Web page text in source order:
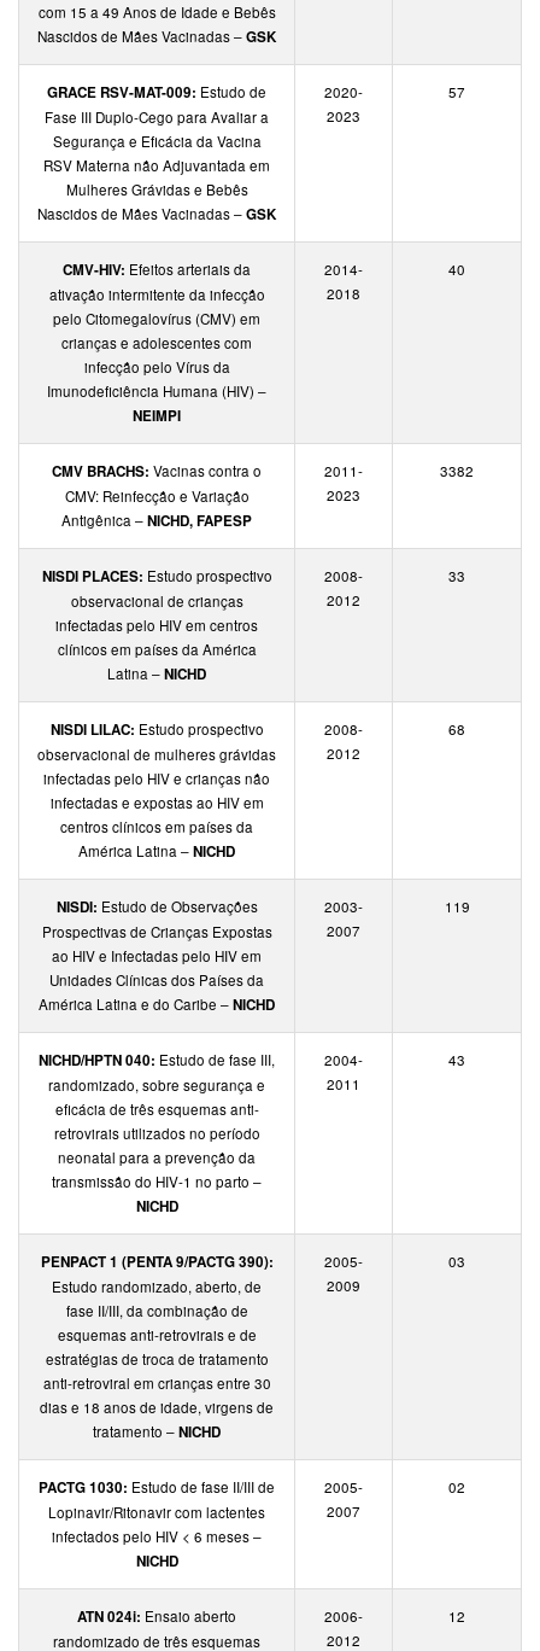
com 15 a 49 Anos de Idade e Bebês
Nascidos de Mães Vacinadas –GSK
GRACE RSV-MAT-009: Estudo de
Fase III Duplo-Cego para Avaliar a
Segurança e Eficácia da Vacina
RSV Materna não Adjuvantada em
Mulheres Grávidas e Bebês
Nascidos de Mães Vacinadas –GSK
2020-
2023
57
CMV-HIV: Efeitos arteriais da
ativação intermitente da infecção
pelo Citomegalovírus (CMV) em
crianças e adolescentes com
infecção pelo Vírus da
Imunodeficiência Humana (HIV) –
NEIMPI
2014-
2018
40
CMV BRACHS: Vacinas contra o
CMV: Reinfecção e Variação
Antigênica –NICHD, FAPESP
2011-
2023
3382
NISDI PLACES: Estudo prospectivo
observacional de crianças
infectadas pelo HIV em centros
clínicos em países da América
Latina –NICHD
2008-
2012
33
NISDI LILAC: Estudo prospectivo
observacional de mulheres grávidas
infectadas pelo HIV e crianças não
infectadas e expostas ao HIV em
centros clínicos em países da
América Latina –NICHD
2008-
2012
68
NISDI: Estudo de Observações
Prospectivas de Crianças Expostas
ao HIV e Infectadas pelo HIV em
Unidades Clínicas dos Países da
América Latina e do Caribe –NICHD
2003-
2007
119
NICHD/HPTN 040: Estudo de fase III,
randomizado, sobre segurança e
eficácia de três esquemas anti-
retrovirais utilizados no período
neonatal para a prevenção da
transmissão do HIV-1 no parto –
NICHD
2004-
2011
43
PENPACT 1 (PENTA 9/PACTG 390):
Estudo randomizado, aberto, de
fase II/III, da combinação de
esquemas anti-retrovirais e de
estratégias de troca de tratamento
anti-retroviral em crianças entre 30
dias e 18 anos de idade, virgens de
tratamento –NICHD
2005-
2009
03
PACTG 1030: Estudo de fase II/III de
Lopinavir/Ritonavir com lactentes
infectados pelo HIV < 6 meses –
NICHD
2005-
2007
02
ATN 024i: Ensaio aberto
randomizado de três esquemas
2006-
2012
12